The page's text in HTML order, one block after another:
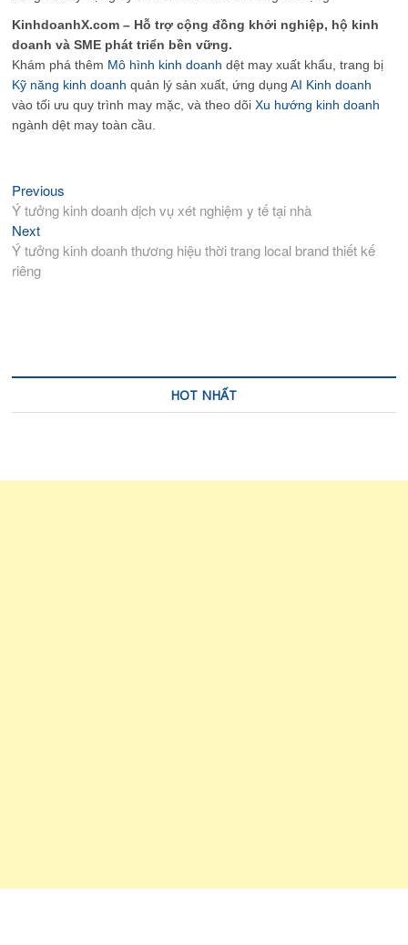
KinhdoanhX.com – Hỗ trợ cộng đồng khởi nghiệp, hộ kinh
doanh và SME phát triển bền vững.
Khám phá thêm Mô hình kinh doanh dệt may xuất khẩu, trang bị
Kỹ năng kinh doanh quản lý sản xuất, ứng dụngAI Kinh doanh
vào tối ưu quy trình may mặc, và theo dõiXu hướng kinh doanh
ngành dệt may toàn cầu.
Điều
hướng
bài
viết
Previous
post:
Ý tưởng kinh doanh dịch vụ xét nghiệm y tế tại nhà
NextNext
post:
Ý tưởng kinh doanh thương hiệu thời trang local brand thiết kế
riêng
HOT NHẤT